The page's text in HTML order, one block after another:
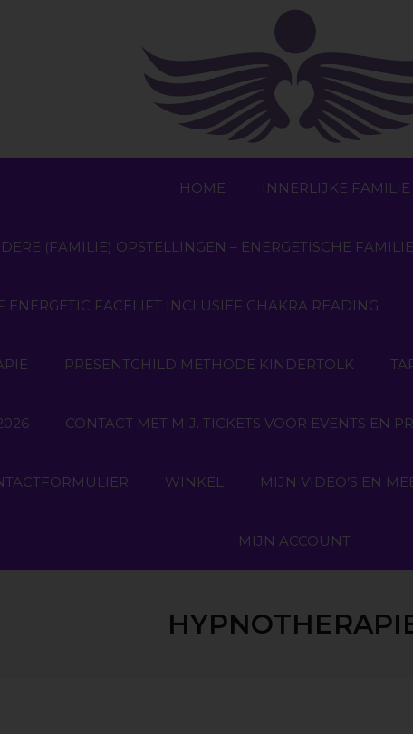
HOME INNERLIJKE FAMILIE
(FAMILIE) OPSTELLINGEN – ENERGETISCHE
ENERGETIC FACELIFT INCLUSIEF CHAKRA READING
PRESENTCHILD METHODE KINDERTOLK
CONTACT MET MIJ. TICKETS VOOR EVENTS EN
WINKEL MIJN VIDEO’S EN
MIJN ACCOUNT